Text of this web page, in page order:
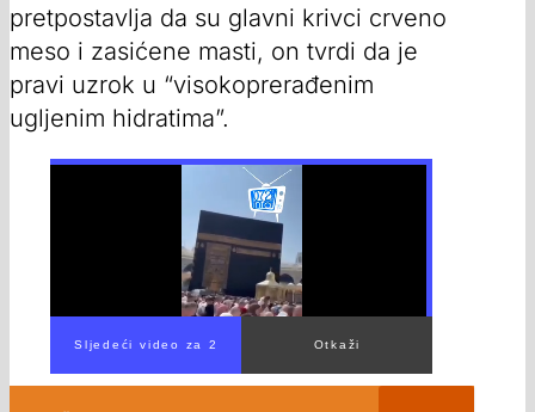
pretpostavlja da su glavni krivci crveno
meso i zasićene masti, on tvrdi da je
pravi uzrok u “visokoprerađenim
ugljenim hidratima”.